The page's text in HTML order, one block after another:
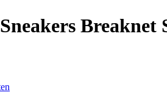
Sneakers Breaknet